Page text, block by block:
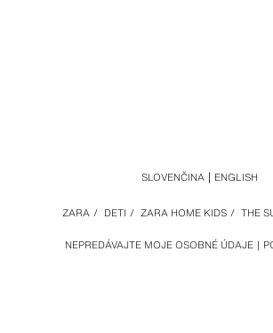
NEPREDÁVAJTE MOJE OSOBNÉ ÚDAJE
ZARA / DETI / ZARA HOME KIDS / THE
SLOVENČINA ENGLISH